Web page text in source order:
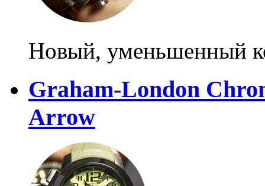
Новый, уменьшенный
Graham-London
Arrow